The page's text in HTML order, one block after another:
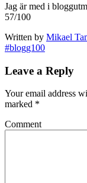
Jag är med i
57/100
Written by Mikael
#blogg100
Leave a Reply
Your email address
marked *
Comment